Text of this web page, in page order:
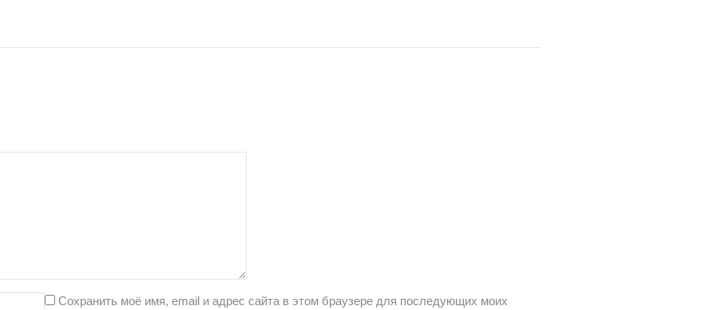
Сохранить моё имя, email и адрес сайта в этом браузере для последующих моих